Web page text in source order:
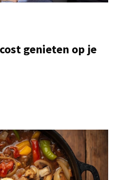
genieten op je